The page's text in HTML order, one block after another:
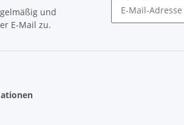
und
E-Mail zu.